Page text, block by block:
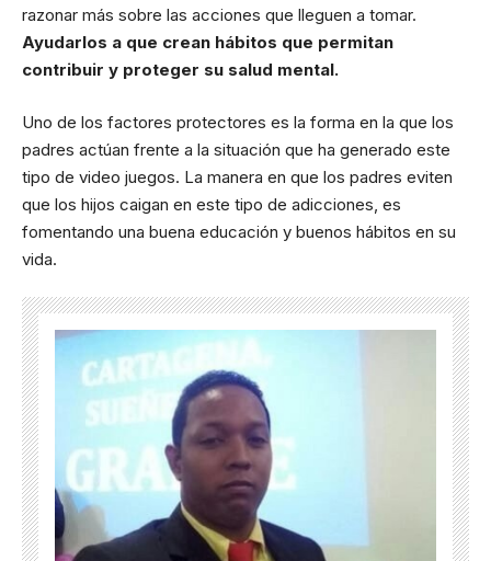
razonar más sobre las acciones que lleguen a tomar.
Ayudarlos a que crean hábitos que permitan
contribuir y proteger su salud mental.
Uno de los factores protectores es la forma en la que los
padres actúan frente a la situación que ha generado este
tipo de video juegos. La manera en que los padres eviten
que los hijos caigan en este tipo de adicciones, es
fomentando una buena educación y buenos hábitos en su
vida.